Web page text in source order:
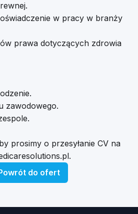
w pracy w branży
prawa dotyczących zdrowia
zawodowego.
prosimy o przesyłanie CV na
.
do ofert